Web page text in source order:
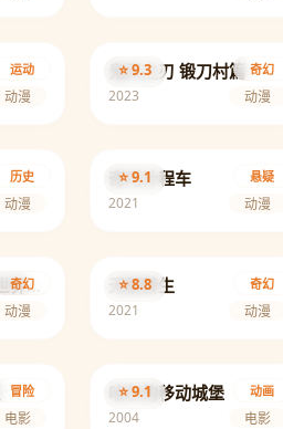
运动
动漫
⭐ 9.3 奇幻
鬼灭之刃 锻刀村篇
2023 动漫
历史
动漫
⭐ 9.1 悬疑
奇巧计程车
2021 动漫
奇幻
Re:从零开始的异世界生活
动漫
⭐ 8.8 奇幻
无职转生
2021 动漫
冒险
电影
⭐ 9.1 动画
哈尔的移动城堡
2004 电影